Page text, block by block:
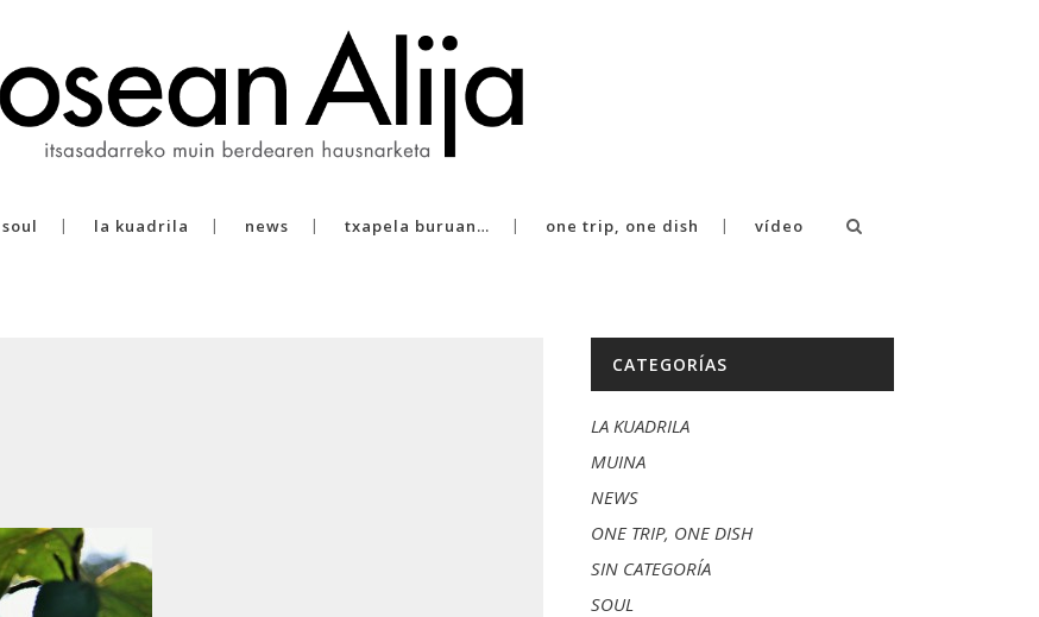
soul la kuadrila news txapela buruan… one trip, one dish vídeo
CATEGORÍAS
LA KUADRILA
MUINA
NEWS
ONE TRIP, ONE DISH
SIN CATEGORÍA
SOUL